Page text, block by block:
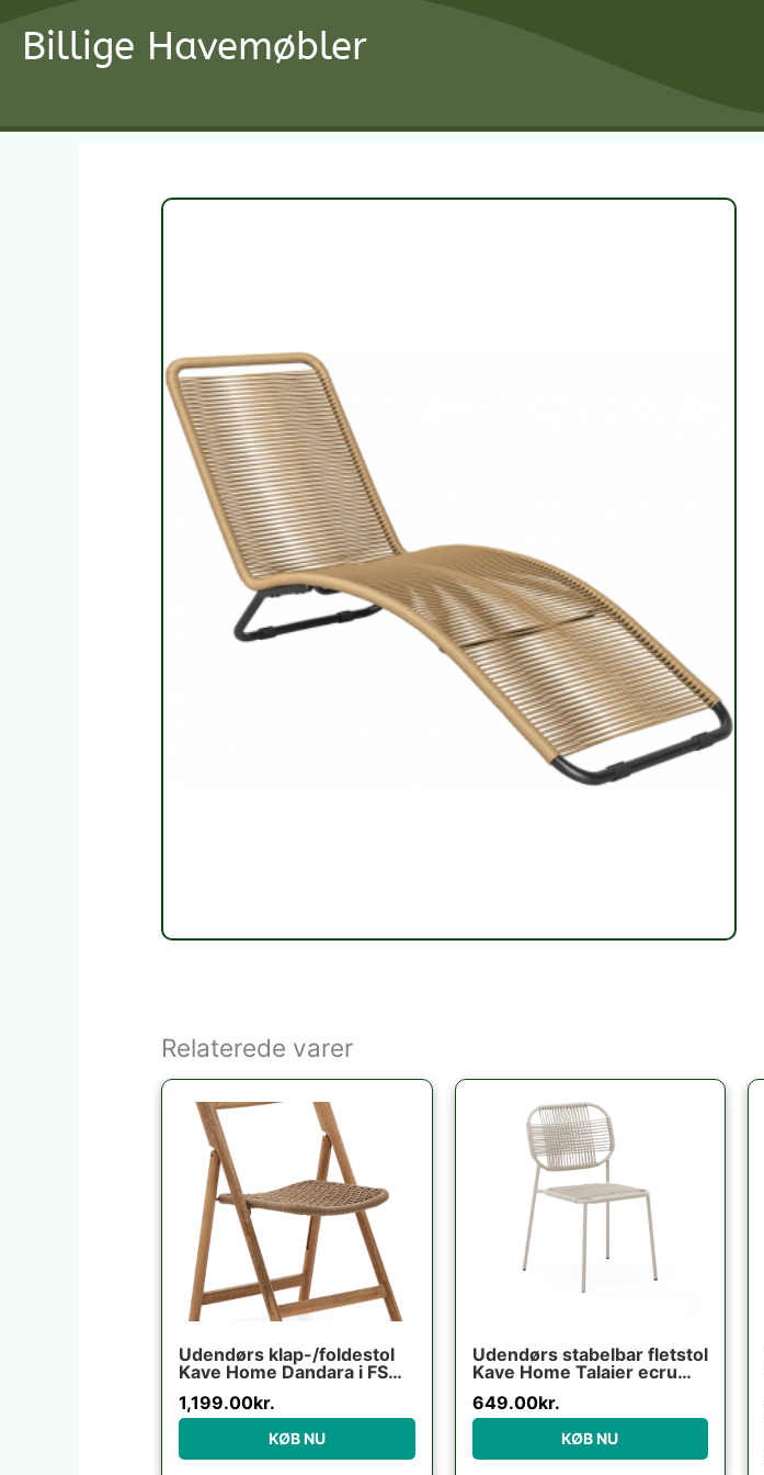
indholdet
Billige Havemøbler
Relaterede varer
Udendørs klap-/foldestol
Kave Home Dandara i FSC-
rustik brun
1,199.00kr.
KØB NU
Udendørs stabelbar fletstol
Kave Home Talaier ecru
galvaniseret stål H84 x B51
x D58 cm
649.00kr.
KØB NU